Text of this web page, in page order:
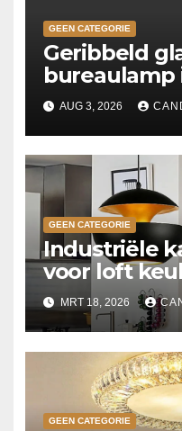
GEEN CATEGORIE
Geribbeld
bureaulamp
AUG 3, 2026
GEEN CATEGORIE
Industriële
voor loft
MRT 18, 2026
GEEN CATEGORIE